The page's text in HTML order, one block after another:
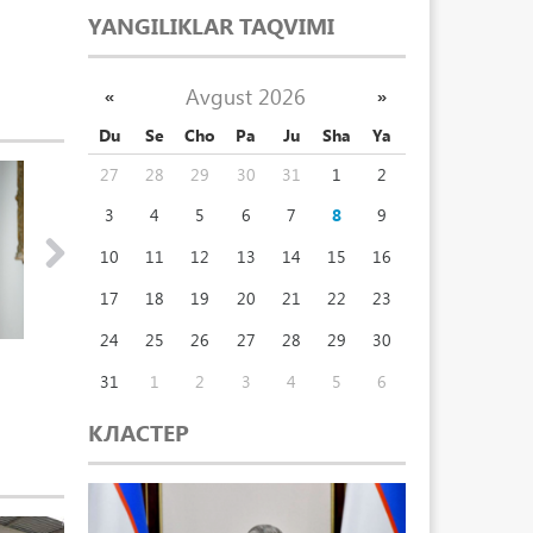
xizmat ko‘rsatish sohasi
va san’at
YANGILIKLAR TAQVIMI
« Avgust 2026
»
Du
Se Cho Pa Ju Sha
Ya
27
28 29 30 31 1
2
3
4 5 6 7 8
9
10
11 12 13 14 15
16
17
18 19 20 21 22
23
24
25 26 27 28 29
30
31
1 2 3 4 5 6
КЛАСТЕР